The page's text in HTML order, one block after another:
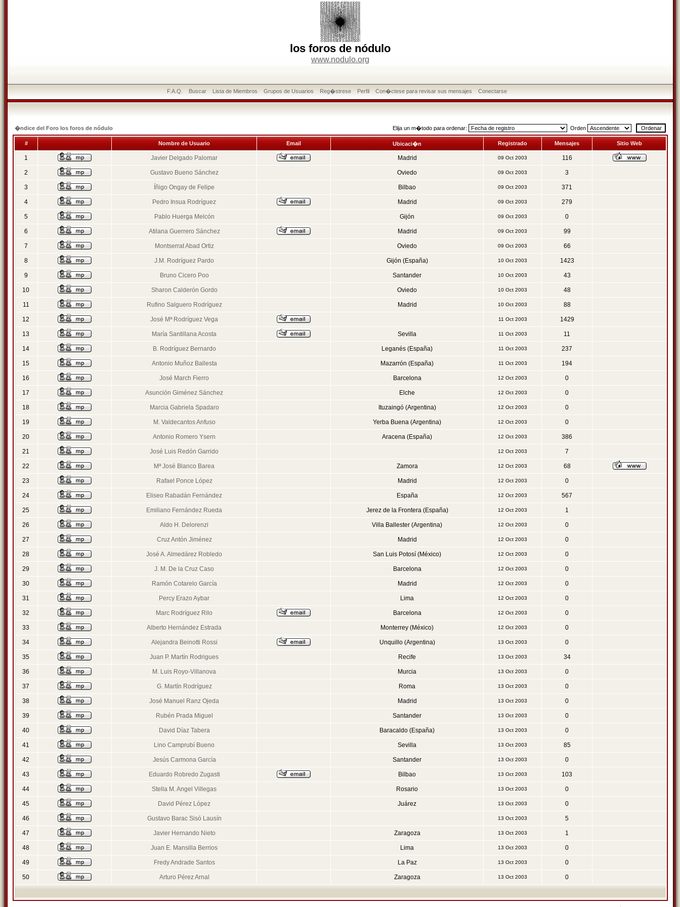
los foros de nódulo
www.nodulo.org
F.A.Q. Buscar Lista de Miembros Grupos de Usuarios Reg�strese Perfil Con�ctese para revisar sus mensajes Conectarse
�ndice del Foro los foros de nódulo Elija un m�todo para ordenar: Orden
# Nombre de Usuario Email Ubicaci�n Registrado Mensajes Sitio Web
1 Javier Delgado Palomar Madrid 09 Oct 2003 116
2 Gustavo Bueno Sánchez Oviedo 09 Oct 2003 3
3 Íñigo Ongay de Felipe Bilbao 09 Oct 2003 371
4 Pedro Insua Rodríguez Madrid 09 Oct 2003 279
5 Pablo Huerga Melcón Gijón 09 Oct 2003 0
6 Atilana Guerrero Sánchez Madrid 09 Oct 2003 99
7 Montserrat Abad Ortiz Oviedo 09 Oct 2003 66
8 J.M. Rodríguez Pardo Gijón (España) 10 Oct 2003 1423
9 Bruno Cicero Poo Santander 10 Oct 2003 43
10 Sharon Calderón Gordo Oviedo 10 Oct 2003 48
11 Rufino Salguero Rodríguez Madrid 10 Oct 2003 88
12 José Mª Rodríguez Vega 11 Oct 2003 1429
13 María Santillana Acosta Sevilla 11 Oct 2003 11
14 B. Rodríguez Bernardo Leganés (España) 11 Oct 2003 237
15 Antonio Muñoz Ballesta Mazarrón (España) 11 Oct 2003 194
16 José March Fierro Barcelona 12 Oct 2003 0
17 Asunción Giménez Sánchez Elche 12 Oct 2003 0
18 Marcia Gabriela Spadaro Ituzaingó (Argentina) 12 Oct 2003 0
19 M. Valdecantos Anfuso Yerba Buena (Argentina) 12 Oct 2003 0
20 Antonio Romero Ysern Aracena (España) 12 Oct 2003 386
21 José Luis Redón Garrido 12 Oct 2003 7
22 Mª José Blanco Barea Zamora 12 Oct 2003 68
23 Rafael Ponce López Madrid 12 Oct 2003 0
24 Eliseo Rabadán Fernández España 12 Oct 2003 567
25 Emiliano Fernández Rueda Jerez de la Frontera (España) 12 Oct 2003 1
26 Aldo H. Delorenzi Villa Ballester (Argentina) 12 Oct 2003 0
27 Cruz Antón Jiménez Madrid 12 Oct 2003 0
28 José A. Almedárez Robledo San Luis Potosí (México) 12 Oct 2003 0
29 J. M. De la Cruz Caso Barcelona 12 Oct 2003 0
30 Ramón Cotarelo García Madrid 12 Oct 2003 0
31 Percy Erazo Aybar Lima 12 Oct 2003 0
32 Marc Rodríguez Rilo Barcelona 12 Oct 2003 0
33 Alberto Hernández Estrada Monterrey (México) 12 Oct 2003 0
34 Alejandra Beinotti Rossi Unquillo (Argentina) 13 Oct 2003 0
35 Juan P. Martín Rodrigues Recife 13 Oct 2003 34
36 M. Luis Royo-Villanova Murcia 13 Oct 2003 0
37 G. Martín Rodríguez Roma 13 Oct 2003 0
38 José Manuel Ranz Ojeda Madrid 13 Oct 2003 0
39 Rubén Prada Miguel Santander 13 Oct 2003 0
40 David Díaz Tabera Baracaldo (España) 13 Oct 2003 0
41 Lino Camprubí Bueno Sevilla 13 Oct 2003 85
42 Jesús Carmona García Santander 13 Oct 2003 0
43 Eduardo Robredo Zugasti Bilbao 13 Oct 2003 103
44 Stella M. Angel Villegas Rosario 13 Oct 2003 0
45 David Pérez López Juárez 13 Oct 2003 0
46 Gustavo Barac Sisó Lausín 13 Oct 2003 5
47 Javier Hernando Nieto Zaragoza 13 Oct 2003 1
48 Juan E. Mansilla Berrios Lima 13 Oct 2003 0
49 Fredy Andrade Santos La Paz 13 Oct 2003 0
50 Arturo Pérez Arnal Zaragoza 13 Oct 2003 0